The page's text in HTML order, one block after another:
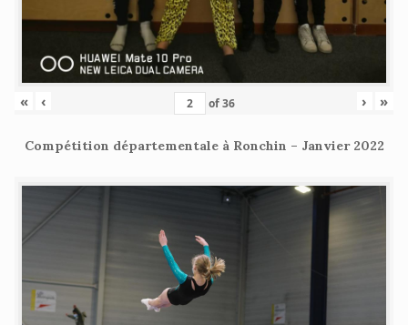
« ‹ of36 › »
Compétition départementale à Ronchin – Janvier 2022